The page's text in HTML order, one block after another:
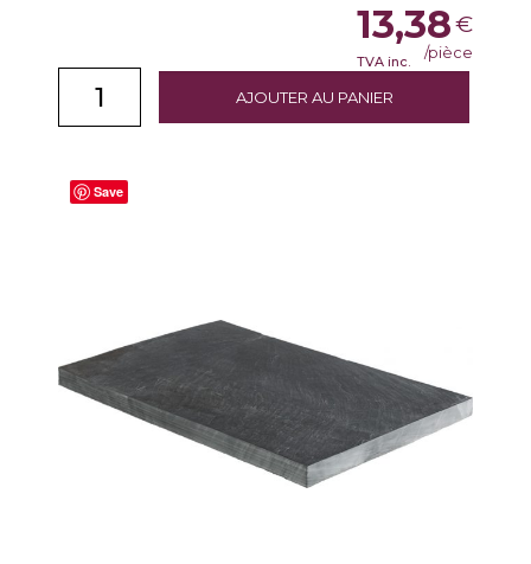
AJOUTER AU PANIER
13,38€
TVA inc. /pièce
Save